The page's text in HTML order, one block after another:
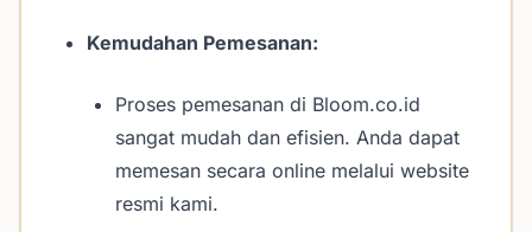
Kemudahan Pemesanan:
Proses pemesanan di Bloom.co.id
sangat mudah dan efisien. Anda dapat
memesan secara online melalui website
resmi kami.